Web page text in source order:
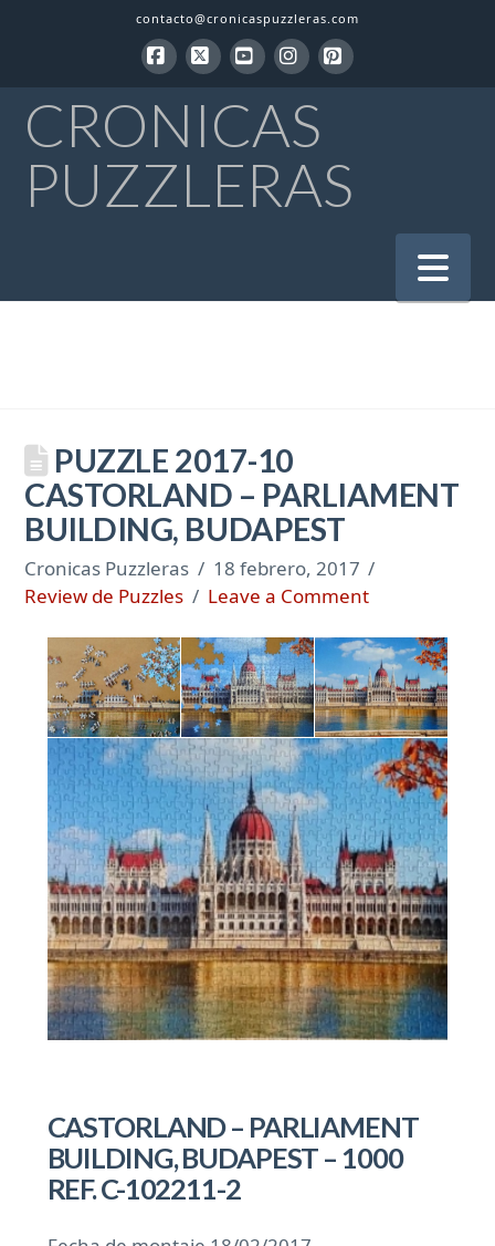
contacto@cronicaspuzzleras.com
CRONICAS
PUZZLERAS
PUZZLE 2017-10
CASTORLAND – PARLIAMENT
BUILDING, BUDAPEST
Cronicas Puzzleras
18 febrero, 2017
Review de Puzzles
Leave a Comment
CASTORLAND – PARLIAMENT
BUILDING, BUDAPEST – 1000
REF. C-102211-2